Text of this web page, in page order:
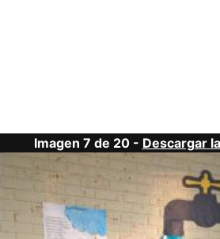
Imagen 7 de 20 - Descargar